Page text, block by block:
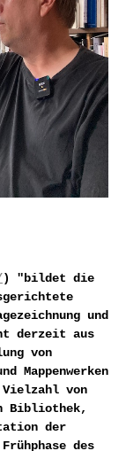
) "bildet die
und
derzeit aus
von
Mappenwerken
von
Bibliothek,
der
des